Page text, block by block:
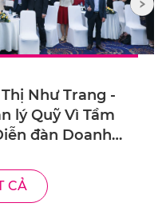
Như Trang -
lý Quỹ Vì Tầm
đàn Doanh
sách tới
CẢ